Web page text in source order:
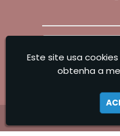
Sangoleti
Este site usa
obtenha a